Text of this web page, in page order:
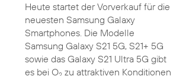
Heute startet der Vorverkauf für die
neuesten Samsung Galaxy
Smartphones. Die Modelle
Samsung Galaxy S21 5G, S21+ 5G
sowie das Galaxy S21 Ultra 5G gibt
es bei O zu attraktiven Konditionen